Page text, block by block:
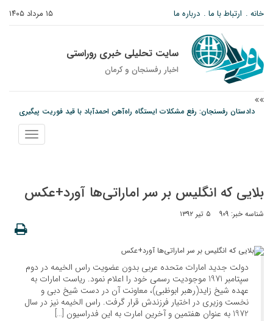
۱۵ مرداد ۱۴۰۵ خانه ارتباط با ما درباره ما
سایت تحلیلی خبری روراستی
اخبار رفسنجان و كرمان
دادستان رفسنجان: رفع مشکلات ایستگاه راه‌آهن احمدآباد با قید فوریت پیگیری
نمایش
منو
بلایی که انگلیس بر سر اماراتی‌ها آورد+عکس
شناسه خبر: 909 ۵ تیر ۱۳۹۲
دولت جدید امارات متحده عربی بدون عضویت راس الخیمه در دوم
سپتامبر 1971 موجودیت رسمی خود را اعلام نمود. ریاست امارات به
عهده شیخ زاید(رهبر ابوظبی)، معاونت آن در دست شیخ دبی و
نخست وزیری در اختیار فرزندش قرار گرفت. راس الخیمه نیز در سال
1972 به عنوان هفتمین و آخرین امارت به این فدراسیون […]